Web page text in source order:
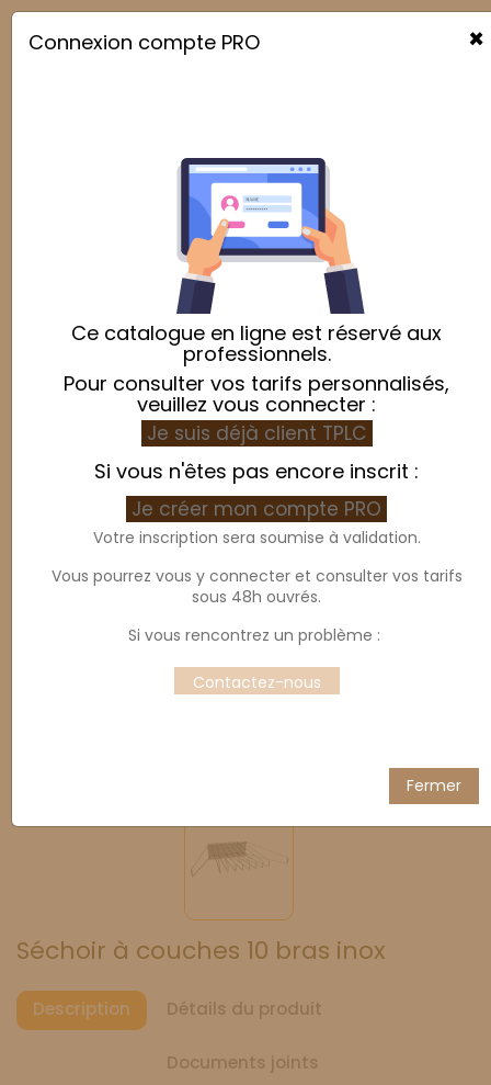

Séchoir à couches 10 bras inox
Description Détails du produit
Documents joints
×
Connexion compte PRO
Ce catalogue en ligne est réservé aux
professionnels.
Pour consulter vos tarifs personnalisés,
veuillez vous connecter :
Je suis déjà client TPLC
Si vous n'êtes pas encore inscrit :
Je créer mon compte PRO
Votre inscription sera soumise à validation.
Vous pourrez vous y connecter et consulter vos tarifs
sous 48h ouvrés.
Si vous rencontrez un problème :
Contactez-nous
Fermer